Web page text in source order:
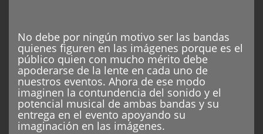
No debe por ningún motivo ser las bandas
quienes figuren en las imágenes porque es el
público quien con mucho mérito debe
apoderarse de la lente en cada uno de
nuestros eventos. Ahora de ese modo
imaginen la contundencia del sonido y el
potencial musical de ambas bandas y su
entrega en el evento apoyando su
imaginación en las imágenes.